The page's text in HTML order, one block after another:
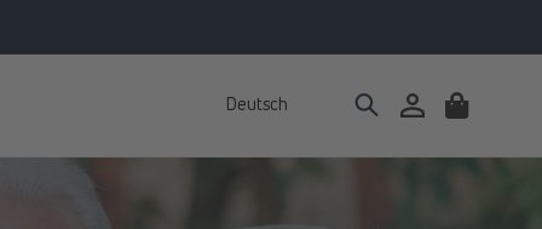
Deutsch EinloggenWarenkorb